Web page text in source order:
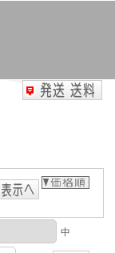
中